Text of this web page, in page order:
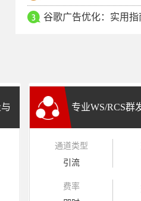
谷歌广告优化：实用指
专业WS/RCS群
通道类型
引流
费率